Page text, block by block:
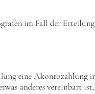
im Fall der
eine Akontozahlung
anderes vereinbart